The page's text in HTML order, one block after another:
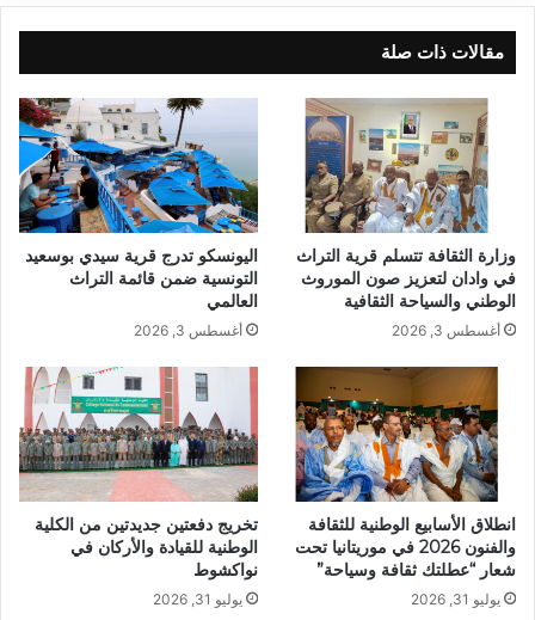
مقالات ذات صلة
وزارة الثقافة تتسلم قرية التراث
في وادان لتعزيز صون الموروث
الوطني والسياحة الثقافية
أغسطس 3, 2026
اليونسكو تدرج قرية سيدي بوسعيد
التونسية ضمن قائمة التراث
العالمي
أغسطس 3, 2026
انطلاق الأسابيع الوطنية للثقافة
والفنون 2026 في موريتانيا تحت
شعار “عطلتك ثقافة وسياحة”
يوليو 31, 2026
تخريج دفعتين جديدتين من الكلية
الوطنية للقيادة والأركان في
نواكشوط
يوليو 31, 2026